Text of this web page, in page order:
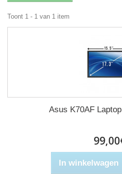
Toont 1 - 1 van 1 item
Asus K70AF
In winkelwagen